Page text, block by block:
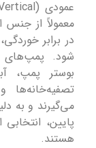
معمولاً از جنس
در برابر
بوستر پمپ،
تصفیه‌خانه‌ها
پایین،
هستند.